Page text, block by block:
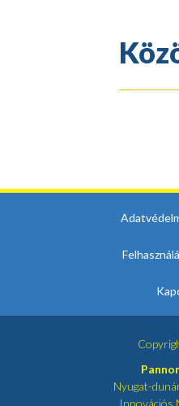
Nyugat-
Innovációs